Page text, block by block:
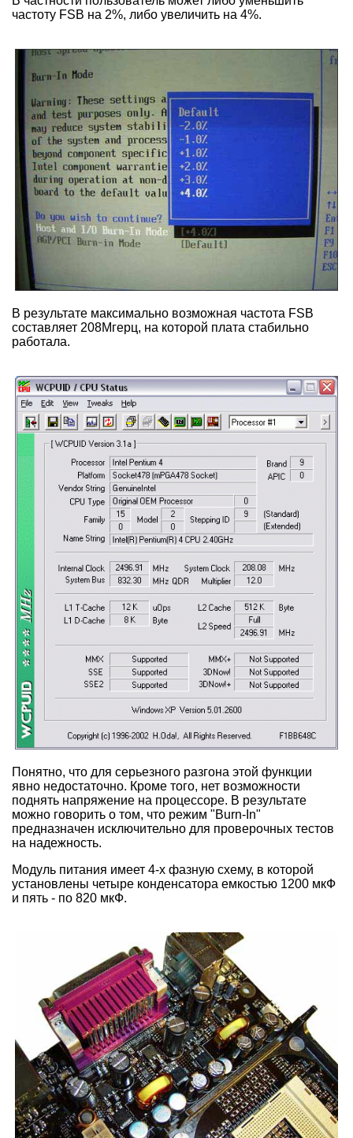
частоту FSB на 2%, либо увеличить на 4%.
В результате максимально возможная частота FSB
составляет 208Мгерц, на которой плата стабильно
работала.
Понятно, что для серьезного разгона этой функции
явно недостаточно. Кроме того, нет возможности
поднять напряжение на процессоре. В результате
можно говорить о том, что режим "Burn-In"
предназначен исключительно для проверочных тестов
на надежность.
Модуль питания имеет 4-х фазную схему, в которой
установлены четыре конденсатора емкостью 1200 мкФ
и пять - по 820 мкФ.